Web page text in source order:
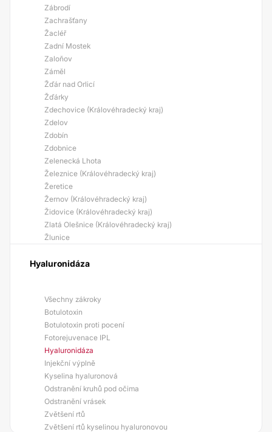
Zábrodí
Zachrašťany
Žacléř
Zadní Mostek
Zaloňov
Záměl
Žďár nad Orlicí
Žďárky
Zdechovice (Královéhradecký kraj)
Zdelov
Zdobín
Zdobnice
Zelenecká Lhota
Železnice (Královéhradecký kraj)
Žeretice
Žernov (Královéhradecký kraj)
Židovice (Královéhradecký kraj)
Zlatá Olešnice (Královéhradecký kraj)
Žlunice
Hyaluronidáza
Všechny zákroky
Botulotoxin
Botulotoxin proti pocení
Fotorejuvenace IPL
Hyaluronidáza
Injekční výplně
Kyselina hyaluronová
Odstranění kruhů pod očima
Odstranění vrásek
Zvětšení rtů
Zvětšení rtů kyselinou hyaluronovou